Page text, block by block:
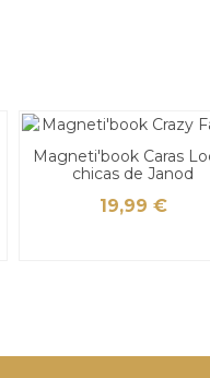
Magneti'book Caras
chicas de Janod
19,99 €